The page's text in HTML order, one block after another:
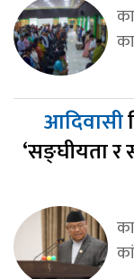
आदिवासी
‘सङ्घीयता र